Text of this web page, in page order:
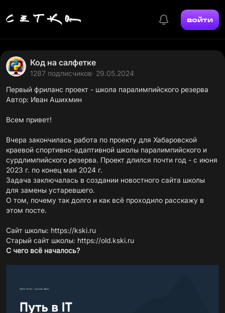
войти
Код на салфетке
1287 подписчиков· 29.05.2024
Первый фриланс проект - школа паралимпийского резерва
Автор: Иван Ашихмин
Всем привет!
Вчера закончилась работа по проекту для Хабаровской
краевой спортивно-адаптивной школы паралимпийского и
сурдлимпийского резерва. Проект длился почти год - с июня
2023 г. по конец мая 2024 г.
Задача заключалась в создании новостного сайта школы
для замены устаревшего.
О том, почему так долго и как всё проходило расскажу в
этом посте.
Сайт школы: https://kski.ru
Старый сайт школы: https://old.kski.ru
С чего всё началось?